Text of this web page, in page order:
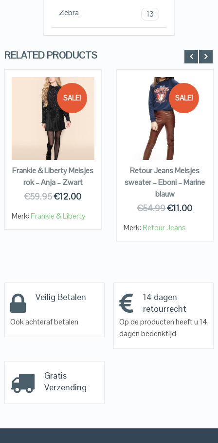
Zebra 13
RELATED PRODUCTS
SALE!
QUICK LOOK
VIEW DETAILS
KOPEN
Frankie & Liberty Meisjes
rok – Anja – Zwart
€59.95€12.00
Merk:Frankie & Liberty
SALE!
QUICK LOOK
VIEW DETAILS
KOPEN
Retour Jeans Meisjes
sweater – Eboni – Marine
blauw
€54.99€11.00
Merk:Retour Jeans
Veilig Betalen
Ook achteraf betalen
14 dagen
retourrecht
Op de producten heeft u 14
dagen bedenktijd
Gratis
Verzending